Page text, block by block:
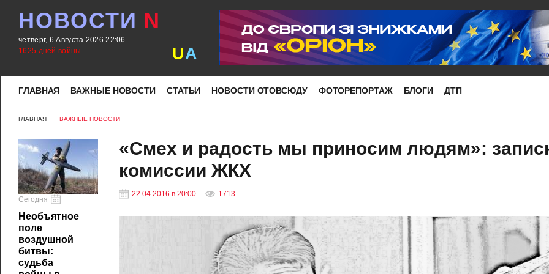
НОВОСТИ N
четверг, 6 Августа 2026 22:06
1625 дней войны
UA
ГЛАВНАЯ ВАЖНЫЕ НОВОСТИ СТАТЬИ НОВОСТИ ОТОВСЮДУ ФОТОРЕПОРТАЖ БЛОГИ ДТП
ГЛАВНАЯ ВАЖНЫЕ НОВОСТИ
Сегодня
Необъятное
поле
воздушной
битвы:
судьба
«Смех и радость мы приносим людям»:
комиссии ЖКХ
22.04.2016 в 20:00 1713